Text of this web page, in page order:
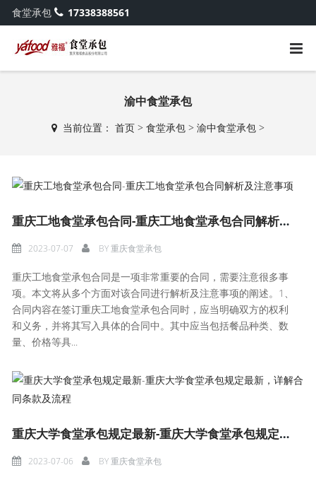
食堂承包 17338388561
渝中食堂承包
当前位置： 首页> 食堂承包> 渝中食堂承包>
重庆工地食堂承包合同-重庆工地食堂承包合同解析及注意事项
2023-07-07 BY重庆食堂承包
重庆工地食堂承包合同是一项非常重要的合同，需要注意很多事
项。本文将从多个方面对该合同进行解析及注意事项的阐述。1、
合同内容在签订重庆工地食堂承包合同时，应当明确双方的权利
和义务，并将其写入具体的合同中。其中应当包括餐品种类、数
量、价格等具...
重庆大学食堂承包规定最新-重庆大学食堂承包规定最新，详解合同条款及流程
2023-07-06 BY重庆食堂承包